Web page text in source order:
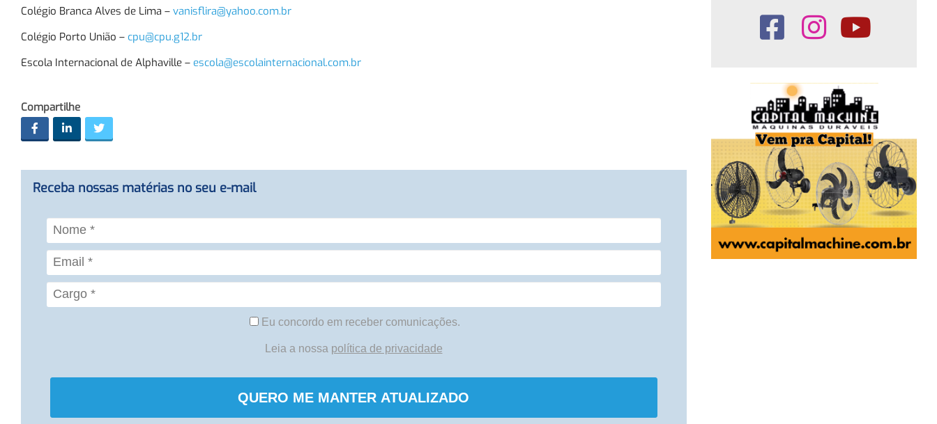
Colégio Branca Alves de Lima – vanisflira@yahoo.com.br
Colégio Porto União – cpu@cpu.g12.br
Escola Internacional de Alphaville – escola@escolainternacional.com.br
Compartilhe
Receba nossas matérias no seu e-mail
Eu concordo em receber comunicações.
Leia a nossa política de privacidade
QUERO ME MANTER ATUALIZADO